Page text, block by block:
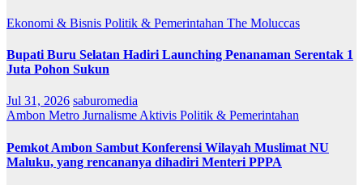
Ekonomi & Bisnis Politik & Pemerintahan The Moluccas
Bupati Buru Selatan Hadiri Launching Penanaman Serentak 1
Juta Pohon Sukun
Jul 31, 2026 saburomedia
Ambon Metro Jurnalisme Aktivis Politik & Pemerintahan
Pemkot Ambon Sambut Konferensi Wilayah Muslimat NU
Maluku, yang rencananya dihadiri Menteri PPPA